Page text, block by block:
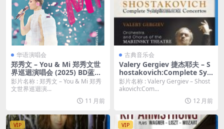
华语演唱会
郑秀文 – You & Mi 郑秀文世
界巡迴演唱会 (2025) BD蓝光
原盘 [BDISO 2BD 56.3GB]
影片名称 : 郑秀文 – You & Mi 郑秀
文世界巡迴演...
11 月前
古典音乐会
Valery Gergiev 捷杰耶夫 – S
hostakovich:Complete Sy
mphonies & Concertos (20
15) 蓝光原盘 [4BDMV 170.5
影片名称 : Valery Gergiev – Shost
akovich:Com...
12 月前
VIP VIP